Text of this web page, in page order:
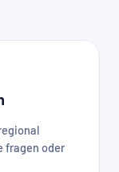
fragen oder